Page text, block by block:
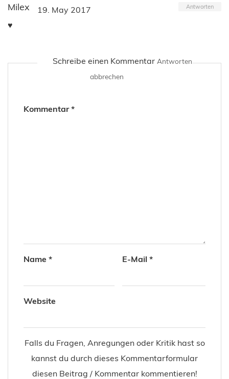
Milex 19. May 2017 Antworten
♥
Schreibe einen Kommentar Antworten
abbrechen
Kommentar*
Name * E-Mail *
Website
Falls du Fragen, Anregungen oder Kritik hast so
kannst du durch dieses Kommentarformular
diesen Beitrag / Kommentar kommentieren!